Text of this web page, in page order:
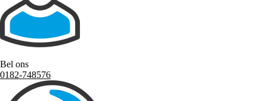
Bel ons
0182-748576